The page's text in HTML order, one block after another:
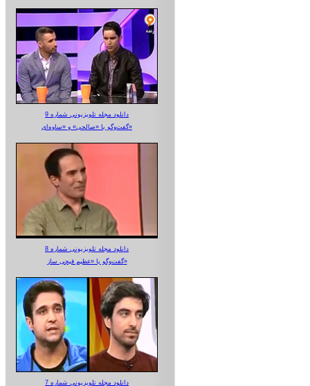
دانلود مجله تلویزیونی شماره 9
گفت‌وگو با «صالحی» و «ساوه‌ای»
دانلود مجله تلویزیونی شماره 8
گفت‌وگو با «عظیم قیچی ساز»
دانلود مجله تلویزیونی شماره 7